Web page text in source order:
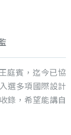
庭賓，迄今已協
選多項國際設計
錄，希望能講自